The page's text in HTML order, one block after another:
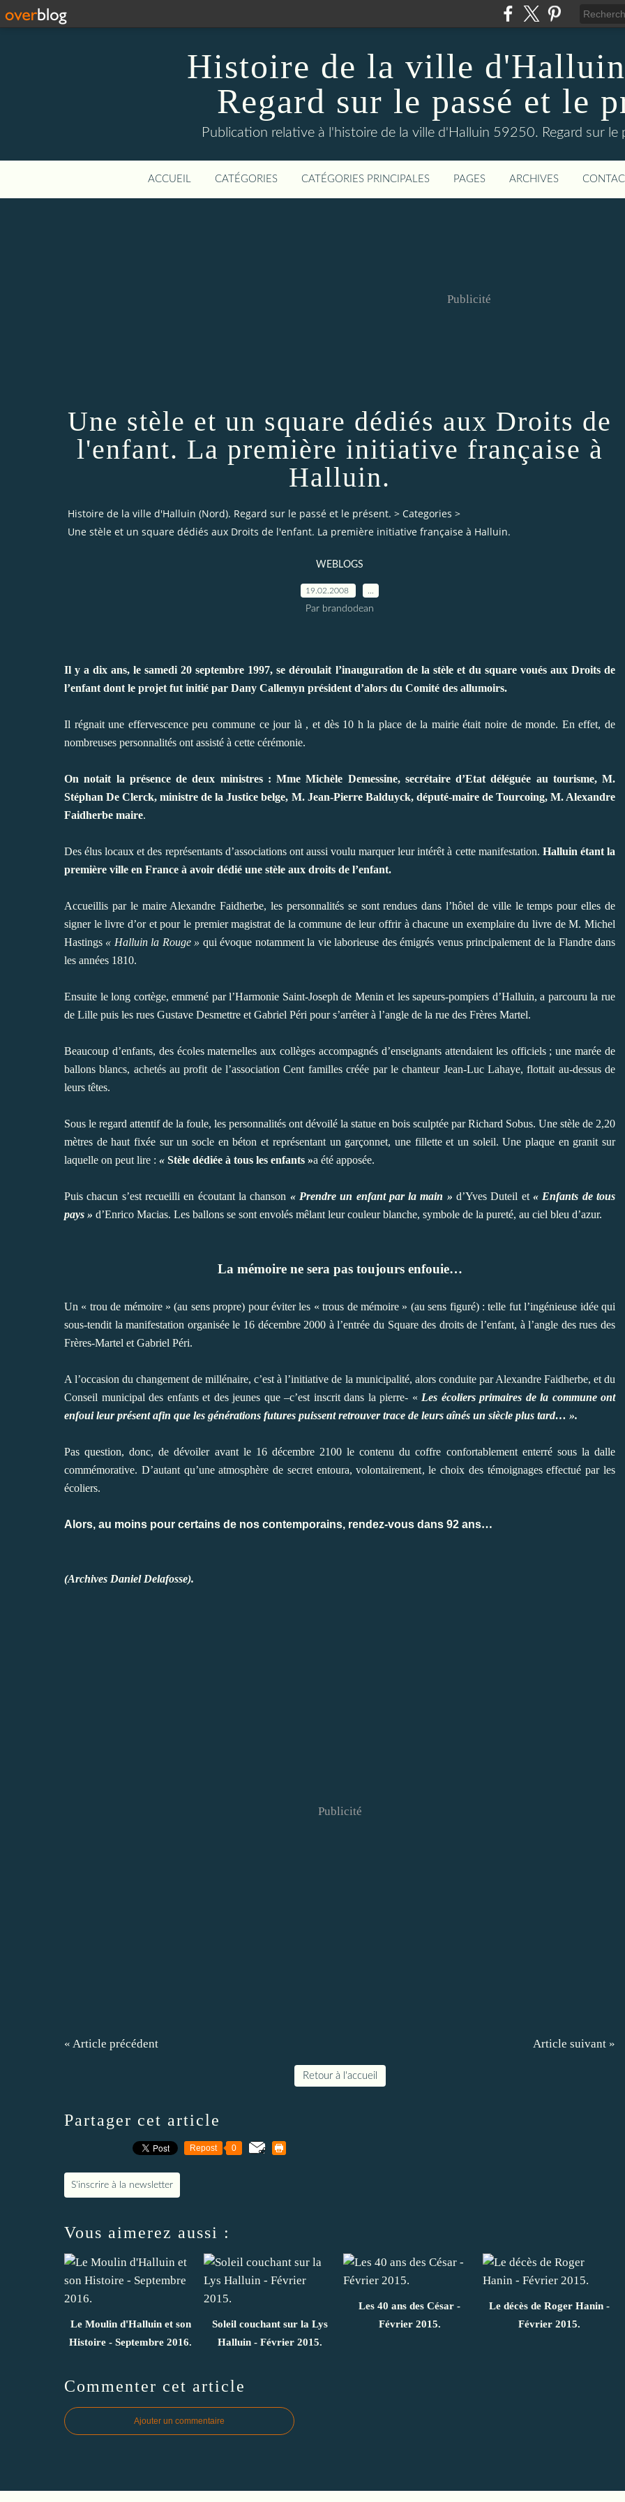
Histoire de la ville
Regard sur le passé et le
Publication relative à l'histoire de la ville d'Halluin 59250. Regard sur le
ACCUEIL CATÉGORIES CATÉGORIES PRINCIPALES PAGES ARCHIVES
Publicité
Une stèle et un square dédiés aux Droits de
l'enfant. La première initiative française à
Halluin.
Histoire de la ville d'Halluin (Nord). Regard sur le passé et le présent. > Categories >
Une stèle et un square dédiés aux Droits de l'enfant. La première initiative française à Halluin.
WEBLOGS
19.02.2008
Par brandodean
Il y a dix ans, le samedi 20 septembre 1997, se déroulait l’inauguration de la stèle et du square voués aux Droits de
l’enfant dont le projet fut initié par Dany Callemyn président d’alors du Comité des allumoirs.
Il régnait une effervescence peu commune ce jour là , et dès 10 h la place de la mairie était noire de monde. En effet, de
nombreuses personnalités ont assisté à cette cérémonie.
On notait la présence de deux ministres : Mme Michèle Demessine, secrétaire d’Etat déléguée au tourisme, M.
Stéphan De Clerck, ministre de la Justice belge, M. Jean-Pierre Balduyck, député-maire de Tourcoing, M. Alexandre
Faidherbe maire.
Des élus locaux et des représentants d’associations ont aussi voulu marquer leur intérêt à cette manifestation. Halluin étant la
première ville en France à avoir dédié une stèle aux droits de l’enfant.
Accueillis par le maire Alexandre Faidherbe, les personnalités se sont rendues dans l’hôtel de ville le temps pour elles de
signer le livre d’or et pour le premier magistrat de la commune de leur offrir à chacune un exemplaire du livre de M. Michel
Hastings « Halluin la Rouge » qui évoque notamment la vie laborieuse des émigrés venus principalement de la Flandre dans
les années 1810.
Ensuite le long cortège, emmené par l’Harmonie Saint-Joseph de Menin et les sapeurs-pompiers d’Halluin, a parcouru la rue
de Lille puis les rues Gustave Desmettre et Gabriel Péri pour s’arrêter à l’angle de la rue des Frères Martel.
Beaucoup d’enfants, des écoles maternelles aux collèges accompagnés d’enseignants attendaient les officiels ; une marée de
ballons blancs, achetés au profit de l’association Cent familles créée par le chanteur Jean-Luc Lahaye, flottait au-dessus de
leurs têtes.
Sous le regard attentif de la foule, les personnalités ont dévoilé la statue en bois sculptée par Richard Sobus. Une stèle de 2,20
mètres de haut fixée sur un socle en béton et représentant un garçonnet, une fillette et un soleil. Une plaque en granit sur
laquelle on peut lire : « Stèle dédiée à tous les enfants »a été apposée.
Puis chacun s’est recueilli en écoutant la chanson « Prendre un enfant par la main » d’Yves Duteil et« Enfants de tous
pays » d’Enrico Macias. Les ballons se sont envolés mêlant leur couleur blanche, symbole de la pureté, au ciel bleu d’azur.
La mémoire ne sera pas toujours enfouie…
Un « trou de mémoire » (au sens propre) pour éviter les « trous de mémoire » (au sens figuré) : telle fut l’ingénieuse idée qui
sous-tendit la manifestation organisée le 16 décembre 2000 à l’entrée du Square des droits de l’enfant, à l’angle des rues des
Frères-Martel et Gabriel Péri.
A l’occasion du changement de millénaire, c’est à l’initiative de la municipalité, alors conduite par Alexandre Faidherbe, et du
Conseil municipal des enfants et des jeunes que –c’est inscrit dans la pierre- « Les écoliers primaires de la commune ont
enfoui leur présent afin que les générations futures puissent retrouver trace de leurs aînés un siècle plus tard… ».
Pas question, donc, de dévoiler avant le 16 décembre 2100 le contenu du coffre confortablement enterré sous la dalle
commémorative. D’autant qu’une atmosphère de secret entoura, volontairement, le choix des témoignages effectué par les
écoliers.
Alors, au moins pour certains de nos contemporains, rendez-vous dans 92 ans…
(Archives Daniel Delafosse).
Publicité
« Article précédent Article suivant »
Retour à l'accueil
Partager cet article
Repost 0
S'inscrire à la newsletter
Vous aimerez aussi :
Le Moulin d'Halluin et son
Histoire - Septembre 2016.
Soleil couchant sur la Lys
Halluin - Février 2015.
Les 40 ans des César -
Février 2015.
Le décès de Roger Hanin -
Février 2015.
Commenter cet article
Ajouter un commentaire